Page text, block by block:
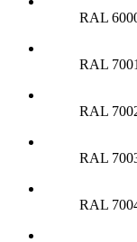
RAL
RAL 7001
RAL
RAL
RAL